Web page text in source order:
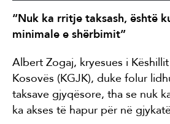
“Nuk ka rritje taksash, është
minimale e shërbimit”
Albert Zogaj, kryesues i
Kosovës (KGJK), duke folur
taksave gjyqësore, tha se nuk
ka akses të hapur për në